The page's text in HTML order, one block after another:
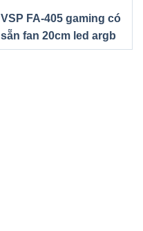
VSP FA-405 gaming có
sẵn fan 20cm led argb